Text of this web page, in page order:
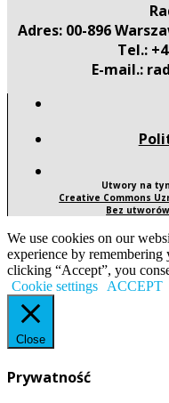
Adres: 00-896
Tel.:
E-mail.:
Utwory na
Creative Commons
Bez
We use cookies on our
experience by remembering
clicking “Accept”, you
Cookie settings
ACCEPT
Close
Prywatność